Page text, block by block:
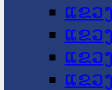
ແຂວ
ແຂວ
ແຂວ
ແຂວ